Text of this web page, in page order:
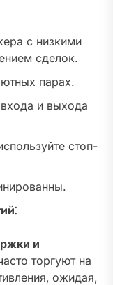
с низкими
сделок.
парах.
и выхода
стоп-
и
торгуют на
ожидая‚